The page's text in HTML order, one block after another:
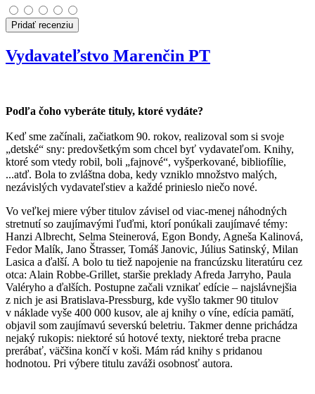
Pridať recenziu
Vydavateľstvo Marenčin PT
Podľa čoho vyberáte tituly, ktoré vydáte?
Keď sme začínali, začiatkom 90. rokov, realizoval som si svoje
„detské“ sny: predovšetkým som chcel byť vydavateľom. Knihy,
ktoré som vtedy robil, boli „fajnové“, vyšperkované, bibliofílie,
...atď. Bola to zvláštna doba, kedy vzniklo množstvo malých,
nezávislých vydavateľstiev a každé prinieslo niečo nové.
Vo veľkej miere výber titulov závisel od viac-menej náhodných
stretnutí so zaujímavými ľuďmi, ktorí ponúkali zaujímavé témy:
Hanzi Albrecht, Selma Steinerová, Egon Bondy, Agneša Kalinová,
Fedor Malík, Jano Štrasser, Tomáš Janovic, Július Satinský, Milan
Lasica a ďalší. A bolo tu tiež napojenie na francúzsku literatúru cez
otca: Alain Robbe-Grillet, staršie preklady Afreda Jarryho, Paula
Valéryho a ďalších. Postupne začali vznikať edície – najslávnejšia
z nich je asi Bratislava-Pressburg, kde vyšlo takmer 90 titulov
v náklade vyše 400 000 kusov, ale aj knihy o víne, edícia pamätí,
objavil som zaujímavú severskú beletriu. Takmer denne prichádza
nejaký rukopis: niektoré sú hotové texty, niektoré treba pracne
prerábať, väčšina končí v koši. Mám rád knihy s pridanou
hodnotou. Pri výbere titulu zaváži osobnosť autora.